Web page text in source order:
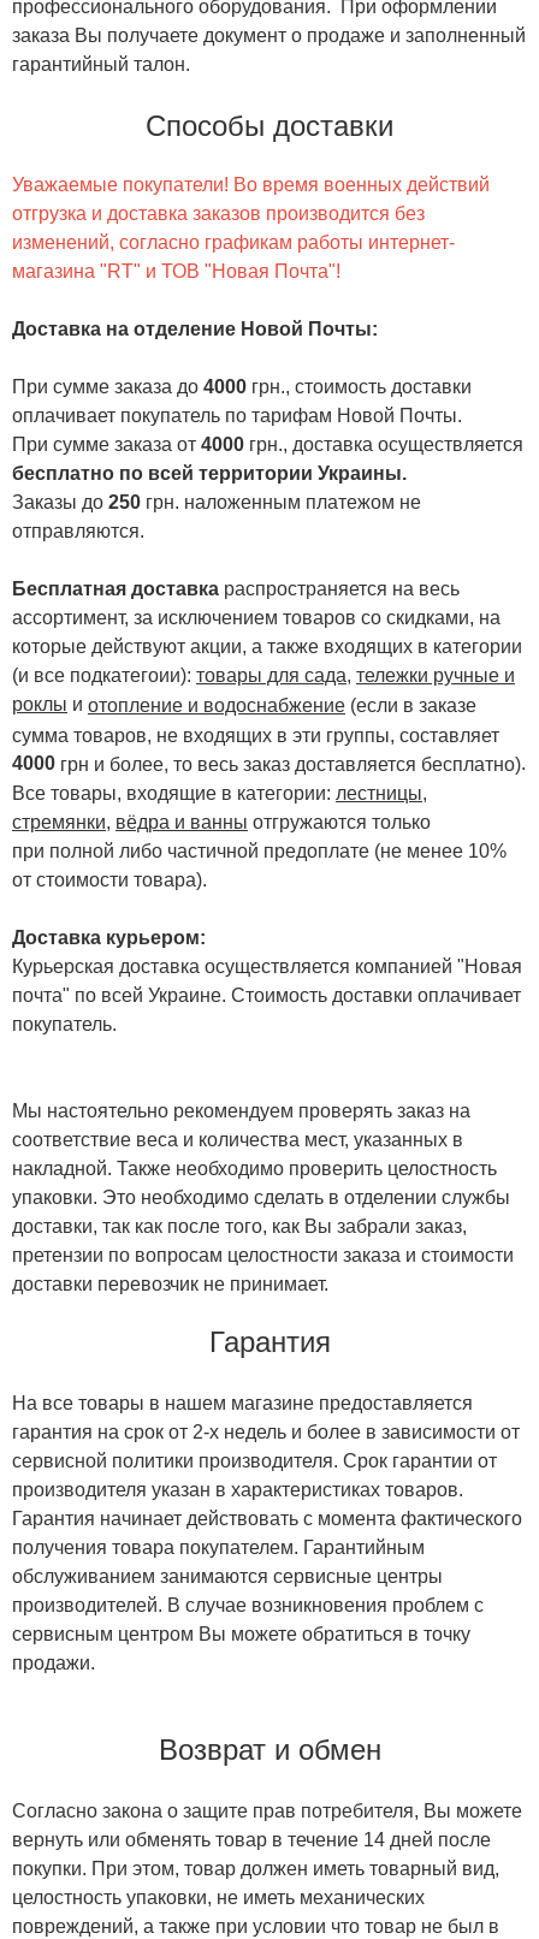
профессионального оборудования. При оформлении
заказа Вы получаете документ о продаже и заполненный
гарантийный талон.
Способы доставки
Уважаемые покупатели! Во время военных действий
отгрузка и доставка заказов производится без
изменений, согласно графикам работы интернет-
магазина "RT" и ТОВ "Новая Почта"!
Доставка на отделение Новой Почты:
При сумме заказа до 4000 грн., стоимость доставки
оплачивает покупатель по тарифам Новой Почты.
При сумме заказа от 4000 грн., доставка осуществляется
бесплатно по всей территории Украины.
Заказы до 250 грн. наложенным платежом не
отправляются.
Бесплатная доставка распространяется на весь
ассортимент, за исключением товаров со скидками, на
которые действуют акции, а также входящих в категории
(и все подкатегоии): товары для сада, тележки ручные и
роклы и отопление и водоснабжение (если в заказе
сумма товаров, не входящих в эти группы, составляет
4000 грн и более, то весь заказ доставляется бесплатно).
Все товары, входящие в категории: лестницы,
стремянки, вёдра и ванны отгружаются только
при полной либо частичной предоплате (не менее 10%
от стоимости товара).
Доставка курьером:
Курьерская доставка осуществляется компанией "Новая
почта" по всей Украине. Стоимость доставки оплачивает
покупатель.
Мы настоятельно рекомендуем проверять заказ на
соответствие веса и количества мест, указанных в
накладной. Также необходимо проверить целостность
упаковки. Это необходимо сделать в отделении службы
доставки, так как после того, как Вы забрали заказ,
претензии по вопросам целостности заказа и стоимости
доставки перевозчик не принимает.
Гарантия
На все товары в нашем магазине предоставляется
гарантия на срок от 2-х недель и более в зависимости от
сервисной политики производителя. Срок гарантии от
производителя указан в характеристиках товаров.
Гарантия начинает действовать с момента фактического
получения товара покупателем. Гарантийным
обслуживанием занимаются сервисные центры
производителей. В случае возникновения проблем с
сервисным центром Вы можете обратиться в точку
продажи.
Возврат и обмен
Согласно закона о защите прав потребителя, Вы можете
вернуть или обменять товар в течение 14 дней после
покупки. При этом, товар должен иметь товарный вид,
целостность упаковки, не иметь механических
повреждений, а также при условии что товар не был в